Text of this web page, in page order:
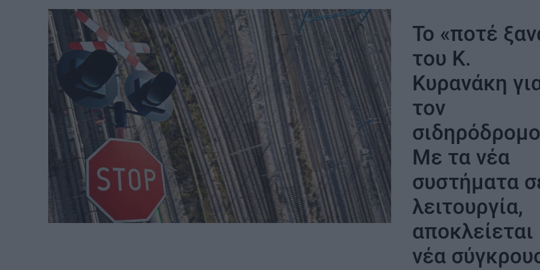
στα 22 χλμ.
κανονικά τον
2028
REAL ESTATE
ΠΕΡΙΒΑΛΛΟΝ
ΕΝΕΡΓΕΙΑ
ΜΕΤΑΦΟΡΕΣ - ΗΛΕΚΤΡΟΚΙΝΗΣΗ
ΨΗΦΙΑΚΟΣ ΚΟΣΜΟΣ
Το «ποτέ
του Κ.
Κυρανάκη
τον
Με τα νέα
συστήματα
λειτουργία,
αποκλείεται
νέα